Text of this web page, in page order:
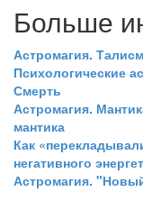
Больше
Астромагия.
Психологические
Смерть
Астромагия.
мантика
Как
негативного
Астромагия.